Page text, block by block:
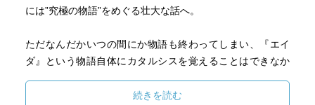
には”究極の物語”をめぐる壮大な話へ。
ただなんだかいつの間にか物語も終わってしまい、『エイ
ダ』という物語自体にカタルシスを覚えることはできなか
続きを読む